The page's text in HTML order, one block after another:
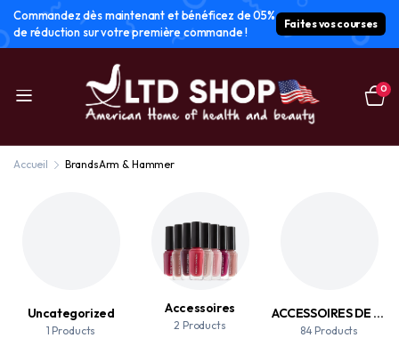
Commandez dès maintenant et bénéficez de 05%
de réduction sur votre première commande !
Faites vos courses
0
Accueil BrandsArm & Hammer
Uncategorized
1 Products
Accessoires
2 Products
ACCESSOIRES DE MAQUILLAGE
84 Products